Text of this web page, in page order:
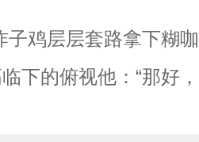
子鸡层层套路拿下糊
下的俯视他：“那好